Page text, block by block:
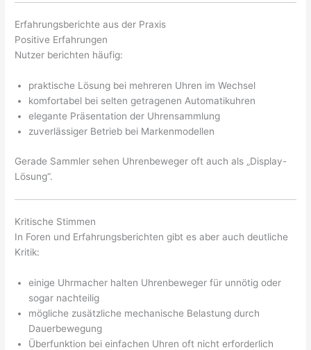
Erfahrungsberichte aus der Praxis
Positive Erfahrungen
Nutzer berichten häufig:
praktische Lösung bei mehreren Uhren im Wechsel
komfortabel bei selten getragenen Automatikuhren
elegante Präsentation der Uhrensammlung
zuverlässiger Betrieb bei Markenmodellen
Gerade Sammler sehen Uhrenbeweger oft auch als „Display-
Lösung“.
Kritische Stimmen
In Foren und Erfahrungsberichten gibt es aber auch deutliche
Kritik:
einige Uhrmacher halten Uhrenbeweger für unnötig oder
sogar nachteilig
mögliche zusätzliche mechanische Belastung durch
Dauerbewegung
Überfunktion bei einfachen Uhren oft nicht erforderlich